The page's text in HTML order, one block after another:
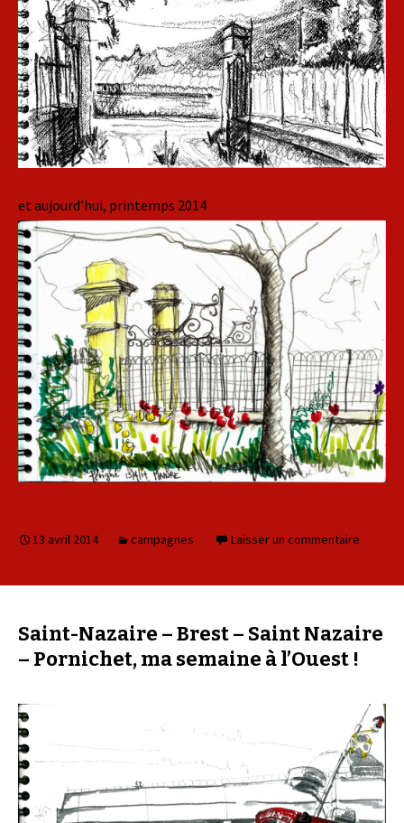
et aujourd’hui, printemps 2014
13 avril 2014 campagnes Laisser un commentaire
Saint-Nazaire – Brest – Saint Nazaire
– Pornichet, ma semaine à l’Ouest !